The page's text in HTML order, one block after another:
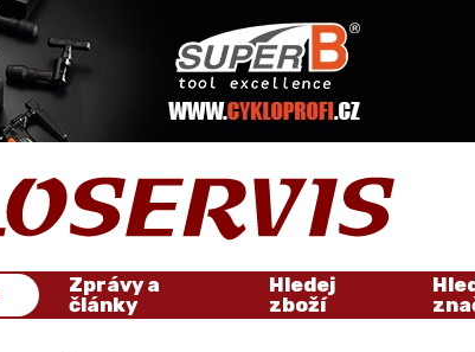
Zprávy a
články
Hledej
zboží